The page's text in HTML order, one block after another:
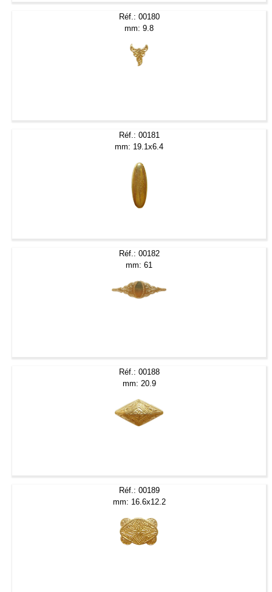
Réf.: 00180
mm: 9.8
Réf.: 00181
mm: 19.1x6.4
Réf.: 00182
mm: 61
Réf.: 00188
mm: 20.9
Réf.: 00189
mm: 16.6x12.2